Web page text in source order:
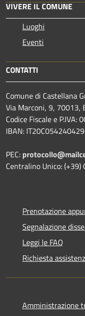
VIVERE IL COMUNE
Luoghi
Eventi
CONTATTI
Comune di Castellana
Via Marconi, 9, 70013,
Codice Fiscale e P.IVA:
IBAN:
PEC:
Centralino Unico:
Prenotazione
Segnalazione
Leggi le FAQ
Richiesta
Amministrazione